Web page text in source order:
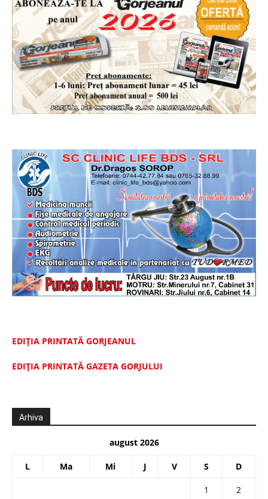
EDIȚIA PRINTATĂ GORJEANUL
EDIŢIA PRINTATĂ GAZETA GORJULUI
Arhiva
august 2026
L Ma Mi J V S D
1 2